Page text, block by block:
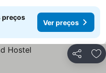
preços
Ver preços
Partilhar